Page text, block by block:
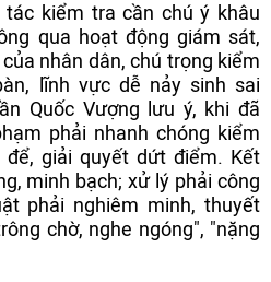
kiểm tra cần chú ý khâu
qua hoạt động giám sát,
nhân dân, chú trọng kiểm
lĩnh vực dễ nảy sinh sai
Quốc Vượng lưu ý, khi đã
phải nhanh chóng kiểm
giải quyết dứt điểm. Kết
minh bạch; xử lý phải công
phải nghiêm minh, thuyết
chờ, nghe ngóng", "nặng